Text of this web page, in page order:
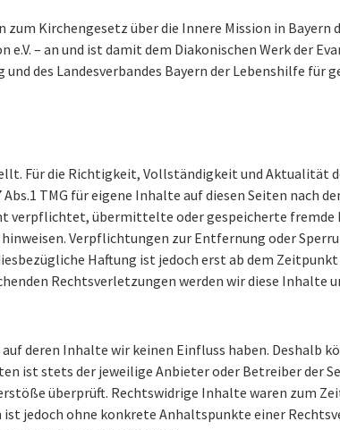
Kirchengesetz über die Innere Mission in Bayern
– an und ist damit dem Diakonischen Werk der
des Landesverbandes Bayern der Lebenshilfe für
Für die Richtigkeit, Vollständigkeit und Aktualität
TMG für eigene Inhalte auf diesen Seiten nach
verpflichtet, übermittelte oder gespeicherte
Verpflichtungen zur Entfernung oder
Haftung ist jedoch erst ab dem
Rechtsverletzungen werden wir diese Inhalte
deren Inhalte wir keinen Einfluss haben. Deshalb
ist stets der jeweilige Anbieter oder Betreiber der
überprüft. Rechtswidrige Inhalte waren zum
jedoch ohne konkrete Anhaltspunkte einer